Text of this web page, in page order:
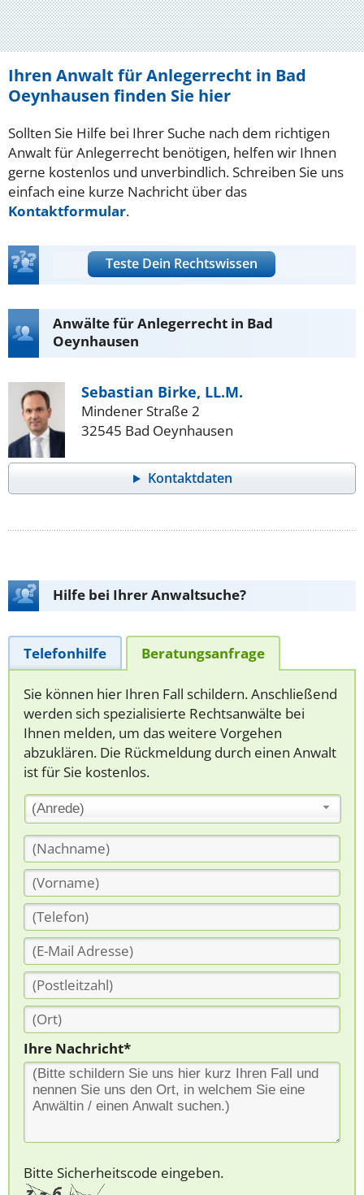
Ihren Anwalt für Anlegerrecht in Bad
Oeynhausen finden Sie hier
Sollten Sie Hilfe bei Ihrer Suche nach dem richtigen
Anwalt für Anlegerrecht benötigen, helfen wir Ihnen
gerne kostenlos und unverbindlich. Schreiben Sie uns
einfach eine kurze Nachricht über das
Kontaktformular.
Teste Dein Rechtswissen
Anwälte für Anlegerrecht in Bad
Oeynhausen
Sebastian Birke, LL.M.
Mindener Straße 2
32545 Bad Oeynhausen
Kontaktdaten
Hilfe bei Ihrer Anwaltsuche?
Telefonhilfe Beratungsanfrage
Sie können hier Ihren Fall schildern. Anschließend
werden sich spezialisierte Rechtsanwälte bei
Ihnen melden, um das weitere Vorgehen
abzuklären. Die Rückmeldung durch einen Anwalt
ist für Sie kostenlos.
(Anrede)
Ihre Nachricht*
Bitte Sicherheitscode eingeben.